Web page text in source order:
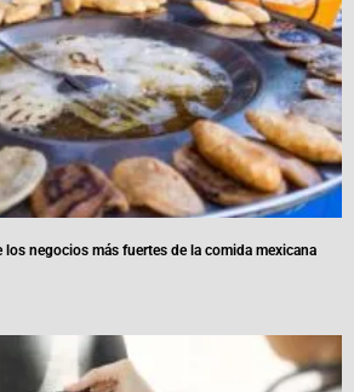
negocios más fuertes de la comida mexicana